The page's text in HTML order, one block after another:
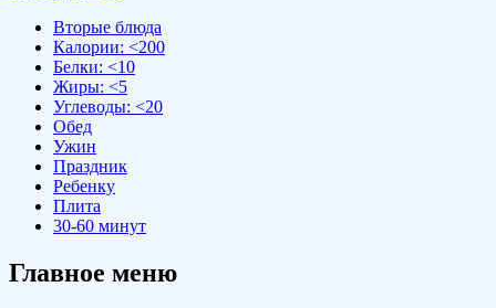
Вторые блюда
Калории: <200
Белки: <10
Жиры: <5
Углеводы: <20
Обед
Ужин
Праздник
Ребенку
Плита
30-60 минут
Главное меню